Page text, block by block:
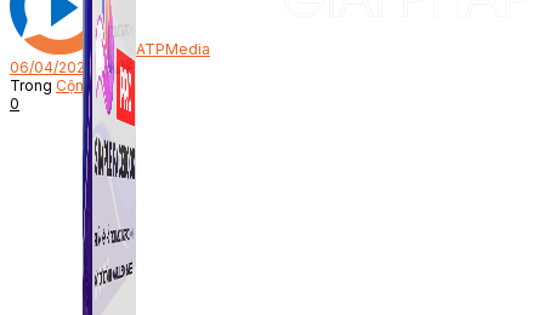
Bởi ATPMedia
06/04/2023
Trong Cộng đồng
0